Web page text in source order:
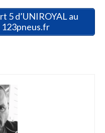
5 d’UNIROYAL au